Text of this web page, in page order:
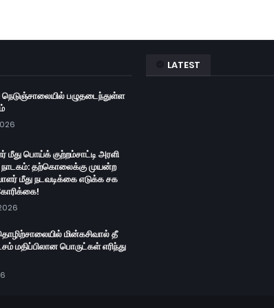
நெடுஞ்சாலையில் பழுதடைந்துள்ள
மீது பொய்க் குற்றம்சாட்டி அரளி
நாடகம்: தற்கொலைக்கு முயன்ற
மீது நடவடிக்கை எடுக்க சக
மின்கசிவால் தீ
மதிப்பிலான பொருட்கள் எரிந்து
LATEST